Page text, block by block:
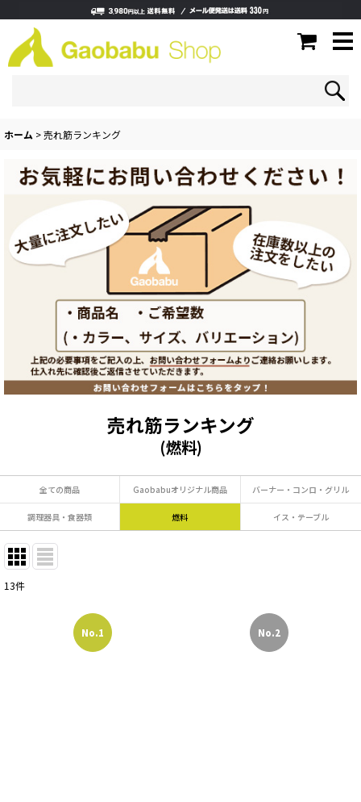
ホーム >売れ筋ランキング
売れ筋ランキング
(燃料)
全ての商品 Gaobabuオリジナル商品 バーナー・コンロ・グリル
調理器具・食器類 燃料 イス・テーブル
13件
No.1 No.2